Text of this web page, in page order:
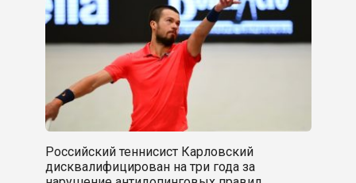
Российский теннисист Карловский
дисквалифицирован на три года за